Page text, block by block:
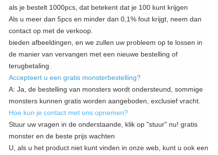
als je bestelt 1000pcs, dat betekent dat je 100 kunt krijgen
Als u meer dan 5pcs en minder dan 0,1% fout krijgt, neem dan
contact op met de verkoop.
bieden afbeeldingen, en we zullen uw probleem op te lossen in
de manier van vervangen met een nieuwe bestelling of
terugbetaling.
Accepteert u een gratis monsterbestelling?
A: Ja, de bestelling van monsters wordt ondersteund, sommige
monsters kunnen gratis worden aangeboden, exclusief vracht.
Hoe kun je contact met ons opnemen?
Stuur uw vragen in de onderstaande, klik op "stuur" nu! gratis
monster en de beste prijs wachten
U, als u het product niet kunt vinden in onze web, kunt u ook een